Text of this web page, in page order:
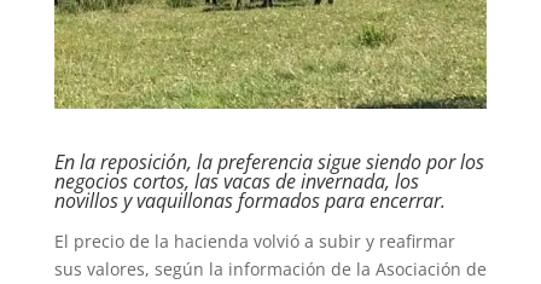
En la reposición, la preferencia sigue siendo por los
negocios cortos, las vacas de invernada, los
novillos y vaquillonas formados para encerrar.
El precio de la hacienda volvió a subir y reafirmar
sus valores, según la información de la Asociación de